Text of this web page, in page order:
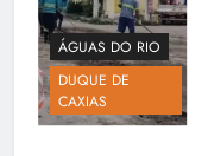
ÁGUAS DO RIO
DUQUE DE
CAXIAS